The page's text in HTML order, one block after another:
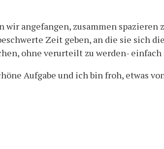
angefangen, zusammen
Zeit geben, an die sie sich
ohne verurteilt zu werden-
Aufgabe und ich bin froh, etwas